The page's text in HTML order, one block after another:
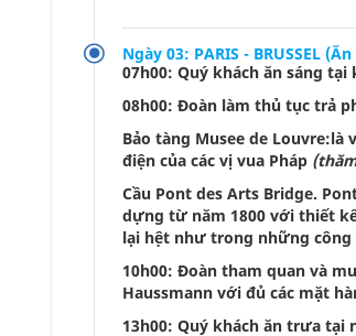
Ngày 03: PARIS - BRUSSEL
07h00: Quý khách ăn sáng tại
08h00: Đoàn làm thủ tục trả
Bảo tàng Musee de
điện của các vị vua Pháp
Cầu Pont des Arts Bridge.
dựng từ năm 1800 với thiết
lại hệt như trong những công
10h00: Đoàn tham quan và
Haussmann với đủ các mặt
13h00: Quý khách ăn trưa tại